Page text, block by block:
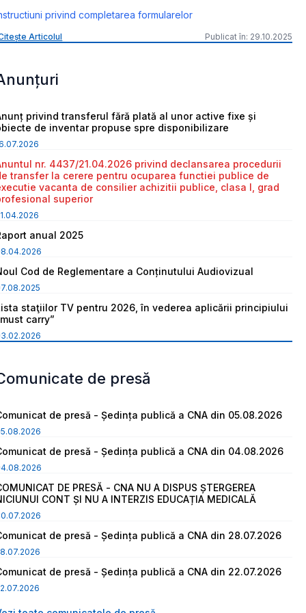
privind completarea formularelor
Articolul Publicat în: 29.10.2025
privind transferul fără plată al unor active fixe și
de inventar propuse spre disponibilizare
nr. 4437/21.04.2026 privind declansarea procedurii
transfer la cerere pentru ocuparea functiei publice de
vacanta de consilier achizitii publice, clasa I, grad
superior
anual 2025
Cod de Reglementare a Conținutului Audiovizual
staţiilor TV pentru 2026, în vederea aplicării principiului
carry”
de presă
de presă - Ședința publică a CNA din 05.08.2026
de presă - Ședința publică a CNA din 04.08.2026
DE PRESĂ - CNA NU A DISPUS ȘTERGEREA
CONT ȘI NU A INTERZIS EDUCAȚIA MEDICALĂ
de presă - Ședința publică a CNA din 28.07.2026
de presă - Ședința publică a CNA din 22.07.2026